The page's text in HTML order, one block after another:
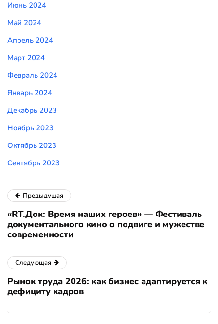
Июнь 2024
Май 2024
Апрель 2024
Март 2024
Февраль 2024
Январь 2024
Декабрь 2023
Ноябрь 2023
Октябрь 2023
Сентябрь 2023
Предыдущая
«RT.Док: Время наших героев» — Фестиваль
документального кино о подвиге и мужестве
современности
Следующая
Рынок труда 2026: как бизнес адаптируется к
дефициту кадров